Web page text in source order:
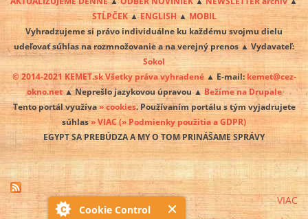
Cookie Control
STĹPČEK▲ENGLISH▲MOBIL
Vyhradzujeme si právo individuálne ku každému svojmu dielu
udeľovať súhlas na rozmnožovanie a na verejný prenos ▲ Vydavateľ:
Sokol
© 2014-2021 KEMET.sk Všetky práva vyhradené▲ E-mail: kemet@cez-
okno.net▲ Neprešlo jazykovou úpravou ▲ Bežíme na Drupale
Tento portál využíva» cookies. Používaním portálu s tým vyjadrujete
súhlas» VIAC(» Podmienky použitia a GDPR)
EGYPT SA PREBÚDZA A MY O TOM PRINÁŠAME SPRÁVY
VIAC